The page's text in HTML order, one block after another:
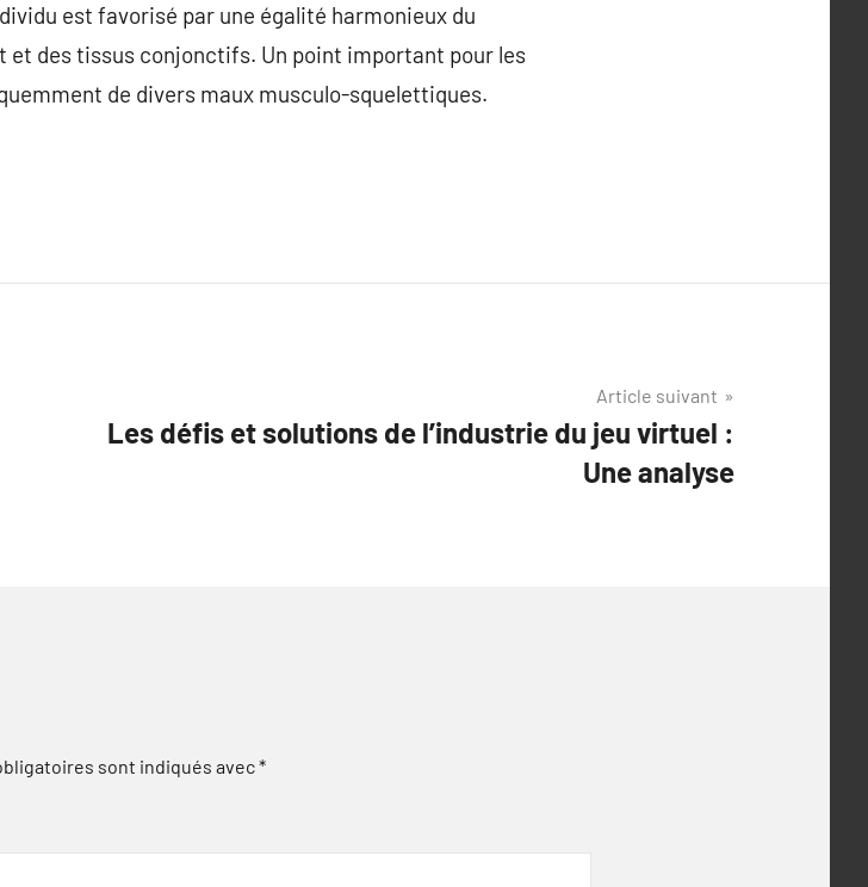
est favorisé par une égalité harmonieux du
des tissus conjonctifs. Un point important pour les
de divers maux musculo-squelettiques.
Article suivant
Les défis et solutions de l’industrie du jeu virtuel :
Une analyse
sont indiqués avec*